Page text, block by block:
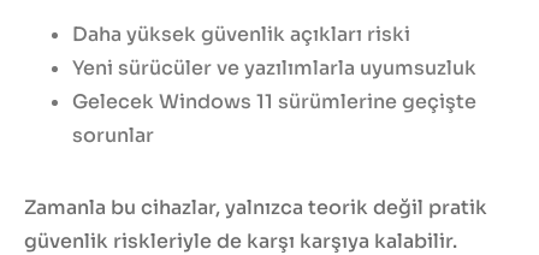
Daha yüksek güvenlik açıkları riski
Yeni sürücüler ve yazılımlarla uyumsuzluk
Gelecek Windows 11 sürümlerine geçişte
sorunlar
Zamanla bu cihazlar, yalnızca teorik değil pratik
güvenlik riskleriyle de karşı karşıya kalabilir.